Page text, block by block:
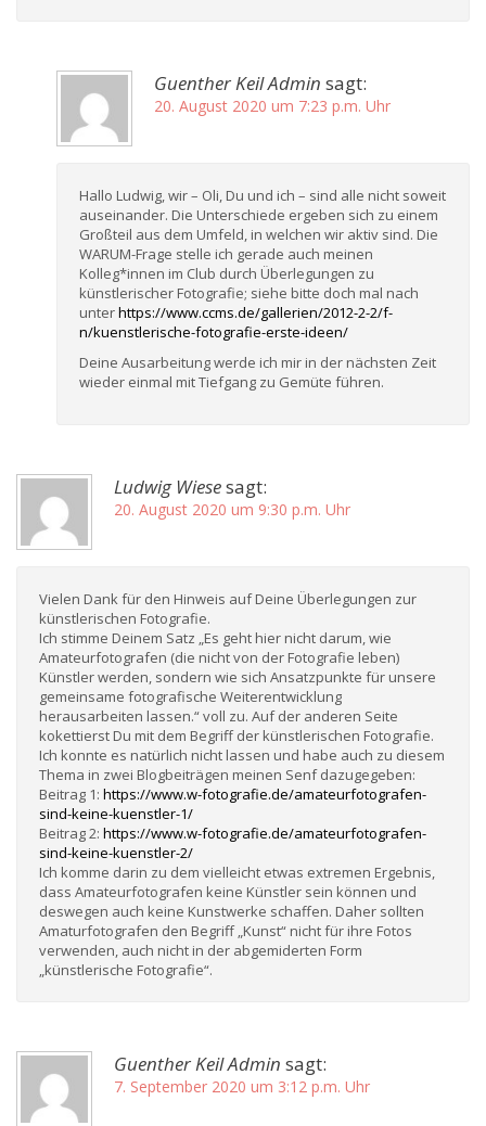
Guenther Keil Admin sagt:
20. August 2020 um 7:23 p.m. Uhr
Hallo Ludwig, wir – Oli, Du und ich – sind alle nicht soweit
auseinander. Die Unterschiede ergeben sich zu einem
Großteil aus dem Umfeld, in welchen wir aktiv sind. Die
WARUM-Frage stelle ich gerade auch meinen
Kolleg*innen im Club durch Überlegungen zu
künstlerischer Fotografie; siehe bitte doch mal nach
unterhttps://www.ccms.de/gallerien/2012-2-2/f-
n/kuenstlerische-fotografie-erste-ideen/
Deine Ausarbeitung werde ich mir in der nächsten Zeit
wieder einmal mit Tiefgang zu Gemüte führen.
Ludwig Wiesesagt:
20. August 2020 um 9:30 p.m. Uhr
Vielen Dank für den Hinweis auf Deine Überlegungen zur
künstlerischen Fotografie.
Ich stimme Deinem Satz „Es geht hier nicht darum, wie
Amateurfotografen (die nicht von der Fotografie leben)
Künstler werden, sondern wie sich Ansatzpunkte für unsere
gemeinsame fotografische Weiterentwicklung
herausarbeiten lassen.“ voll zu. Auf der anderen Seite
kokettierst Du mit dem Begriff der künstlerischen Fotografie.
Ich konnte es natürlich nicht lassen und habe auch zu diesem
Thema in zwei Blogbeiträgen meinen Senf dazugegeben:
Beitrag 1: https://www.w-fotografie.de/amateurfotografen-
sind-keine-kuenstler-1/
Beitrag 2: https://www.w-fotografie.de/amateurfotografen-
sind-keine-kuenstler-2/
Ich komme darin zu dem vielleicht etwas extremen Ergebnis,
dass Amateurfotografen keine Künstler sein können und
deswegen auch keine Kunstwerke schaffen. Daher sollten
Amaturfotografen den Begriff „Kunst“ nicht für ihre Fotos
verwenden, auch nicht in der abgemiderten Form
„künstlerische Fotografie“.
Guenther Keil Admin sagt:
7. September 2020 um 3:12 p.m. Uhr